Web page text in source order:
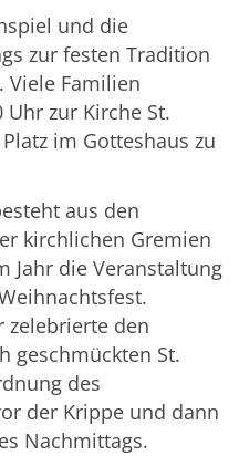
und die
zur festen Tradition
Viele Familien
zur Kirche St.
im Gotteshaus zu
aus den
kirchlichen Gremien
Jahr die Veranstaltung
zelebrierte den
geschmückten St.
des
der Krippe und dann
Nachmittags.